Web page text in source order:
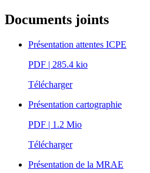
Documents joints
Présentation attentes ICPE
PDF | 285.4 kio
Télécharger
Présentation cartographie
PDF | 1.2 Mio
Télécharger
Présentation de la MRAE